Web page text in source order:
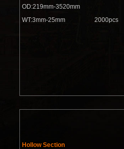
OD:219mm-3520mm
WT:3mm-25mm 2000pcs
Hollow Section